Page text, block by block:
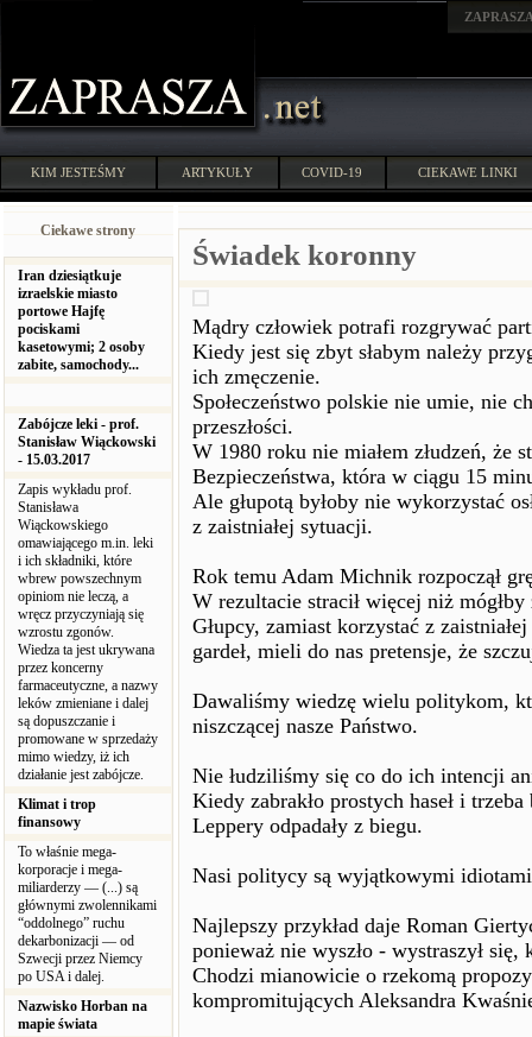
KIM JESTEŚMY ARTYKUŁY COVID-19 CIEKAWE LINKI
Ciekawe strony
Iran dziesiątkuje
izraelskie miasto
portowe Hajfę
pociskami
kasetowymi; 2 osoby
zabite, samochody...
Zabójcze leki - prof.
Stanisław Wiąckowski
- 15.03.2017
Zapis wykładu prof.
Stanisława
Wiąckowskiego
omawiającego m.in. leki
i ich składniki, które
wbrew powszechnym
opiniom nie leczą, a
wręcz przyczyniają się
wzrostu zgonów.
Wiedza ta jest ukrywana
przez koncerny
farmaceutyczne, a nazwy
leków zmieniane i dalej
są dopuszczanie i
promowane w sprzedaży
mimo wiedzy, iż ich
działanie jest zabójcze.
Klimat i trop
finansowy
To właśnie mega-
korporacje i mega-
miliarderzy — (...) są
głównymi zwolennikami
“oddolnego” ruchu
dekarbonizacji — od
Szwecji przez Niemcy
po USA i dalej.
Nazwisko Horban na
mapie świata
Świadek koronny
Mądry człowiek potrafi rozgrywać
Kiedy jest się zbyt słabym należy
ich zmęczenie.
Społeczeństwo polskie nie umie, nie
przeszłości.
W 1980 roku nie miałem złudzeń, że
Bezpieczeństwa, która w ciągu 15
Ale głupotą byłoby nie wykorzystać
z zaistniałej sytuacji.
Rok temu Adam Michnik rozpoczął
W rezultacie stracił więcej niż mógłby
Głupcy, zamiast korzystać z
gardeł, mieli do nas pretensje, że
Dawaliśmy wiedzę wielu politykom,
niszczącej nasze Państwo.
Nie łudziliśmy się co do ich intencji
Kiedy zabrakło prostych haseł i
Leppery odpadały z biegu.
Nasi politycy są wyjątkowymi
Najlepszy przykład daje Roman
ponieważ nie wyszło - wystraszył się,
Chodzi mianowicie o rzekomą
kompromitujących Aleksandra